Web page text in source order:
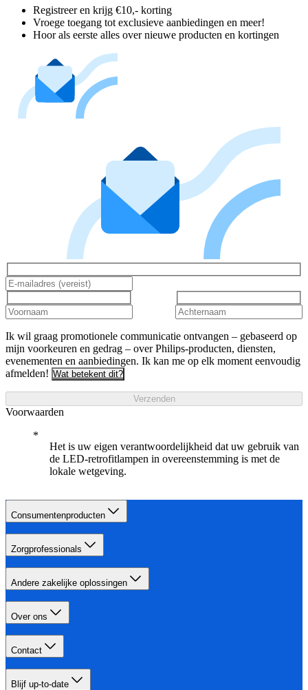
Registreer en krijg €10,- korting
Vroege toegang tot exclusieve aanbiedingen en meer!
Hoor als eerste alles over nieuwe producten en kortingen
Ik wil graag promotionele communicatie ontvangen – gebaseerd op
mijn voorkeuren en gedrag – over Philips-producten, diensten,
evenementen en aanbiedingen. Ik kan me op elk moment eenvoudig
afmelden! Wat betekent dit?
Verzenden
Voorwaarden
Het is uw eigen verantwoordelijkheid dat uw gebruik van
de LED-retrofitlampen in overeenstemming is met de
lokale wetgeving.
Consumentenproducten
Zorgprofessionals
Andere zakelijke oplossingen
Over ons
Contact
Blijf up-to-date